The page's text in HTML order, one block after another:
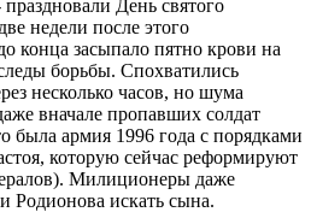
День святого
недели после этого
конца засыпало пятно крови на
борьбы. Спохватились
несколько часов, но шума
вначале пропавших солдат
была армия 1996 года с порядками
которую сейчас реформируют
Милиционеры даже
Родионова искать сына.